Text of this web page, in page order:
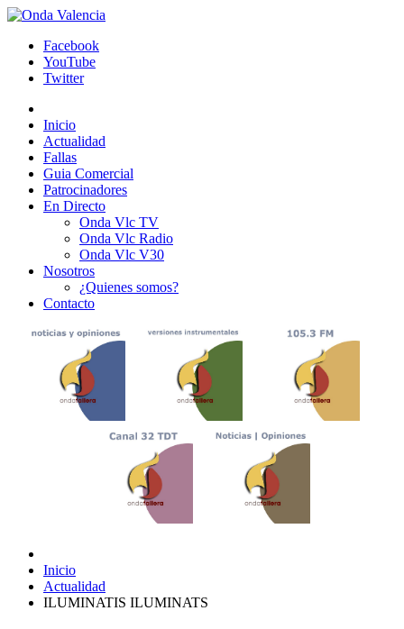
Facebook
YouTube
Twitter
Inicio
Actualidad
Fallas
Guia Comercial
Patrocinadores
En Directo
Onda Vlc TV
Onda Vlc Radio
Onda Vlc V30
Nosotros
¿Quienes somos?
Contacto
Inicio
Actualidad
ILUMINATIS ILUMINATS